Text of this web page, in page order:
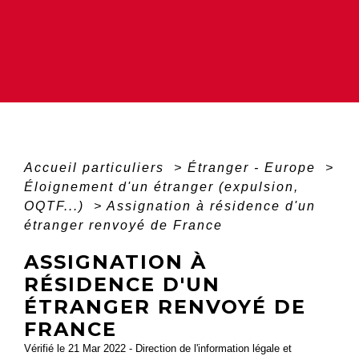
Accueil particuliers > Étranger - Europe
>
Éloignement d'un étranger (expulsion,
OQTF...)
> Assignation à résidence d'un
étranger renvoyé de France
ASSIGNATION À
RÉSIDENCE D'UN
ÉTRANGER RENVOYÉ DE
FRANCE
Vérifié le 21 Mar 2022 - Direction de l'information légale et